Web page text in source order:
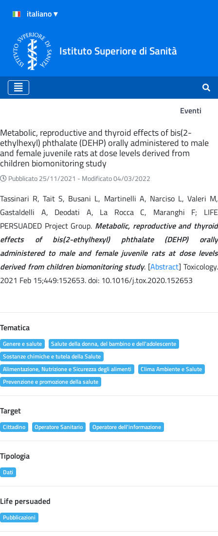
Istituto Superiore di Sanità
Eventi
Eventi
Metabolic, reproductive and thyroid effects of bis(2-
ethylhexyl) phthalate (DEHP) orally administered to male
and female juvenile rats at dose levels derived from
children biomonitoring study
Pubblicato 25/11/2021 - Modificato 04/03/2022
Tassinari R, Tait S, Busani L, Martinelli A, Narciso L, Valeri M,
Gastaldelli A, Deodati A, La Rocca C, Maranghi F; LIFE
PERSUADED Project Group. Metabolic, reproductive and thyroid
effects of bis(2-ethylhexyl) phthalate (DEHP) orally
administered to male and female juvenile rats at dose levels
derived from children biomonitoring study. [Abstract] Toxicology.
2021 Feb 15;449:152653. doi: 10.1016/j.tox.2020.152653
Tematica
Genere e salute
Salute della donna, del bambino e dell'adolescente
Sostanze chimiche e tutela della Salute
Alimentazione, Nutrizione e Sicurezza degli alimenti
Clima Ambiente e Salute
Prevenzione e promozione della salute
Target
Cittadino Operatore Sanitario Operatore dell'informazione
Tipologia
Dati
Life persuaded
Pubblicazioni